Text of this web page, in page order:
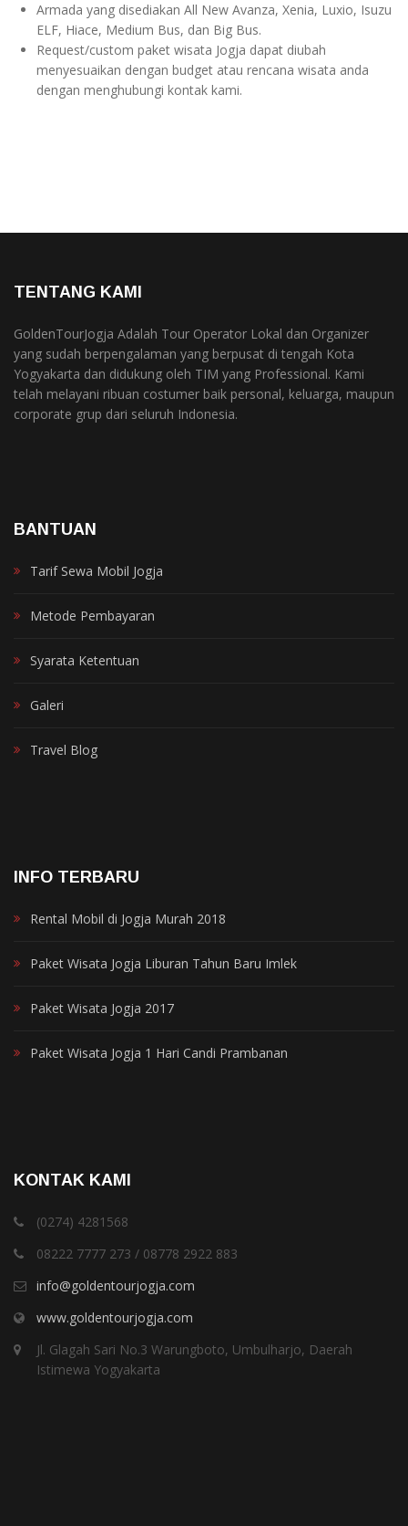
Armada yang disediakan All New Avanza, Xenia, Luxio, Isuzu
ELF, Hiace, Medium Bus, dan Big Bus.
Request/custom paket wisata Jogja dapat diubah
menyesuaikan dengan budget atau rencana wisata anda
dengan menghubungi kontak kami.
TENTANG KAMI
GoldenTourJogja Adalah Tour Operator Lokal dan Organizer
yang sudah berpengalaman yang berpusat di tengah Kota
Yogyakarta dan didukung oleh TIM yang Professional. Kami
telah melayani ribuan costumer baik personal, keluarga, maupun
corporate grup dari seluruh Indonesia.
BANTUAN
Tarif Sewa Mobil Jogja
Metode Pembayaran
Syarata Ketentuan
Galeri
Travel Blog
INFO TERBARU
Rental Mobil di Jogja Murah 2018
Paket Wisata Jogja Liburan Tahun Baru Imlek
Paket Wisata Jogja 2017
Paket Wisata Jogja 1 Hari Candi Prambanan
KONTAK KAMI
(0274) 4281568
08222 7777 273 / 08778 2922 883
info@goldentourjogja.com
www.goldentourjogja.com
Jl. Glagah Sari No.3 Warungboto, Umbulharjo, Daerah
Istimewa Yogyakarta